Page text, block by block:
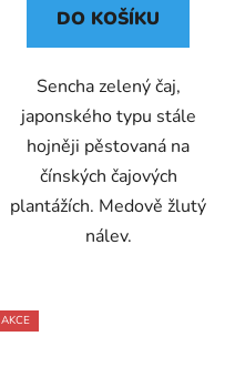
DO KOŠÍKU
Sencha zelený čaj,
japonského typu stále
hojněji pěstovaná na
čínských čajových
plantážích. Medově žlutý
nálev.
AKCE